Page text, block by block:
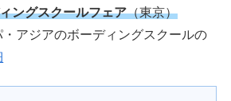
ングスクールフェア（東京）
アジアのボーディングスクールの